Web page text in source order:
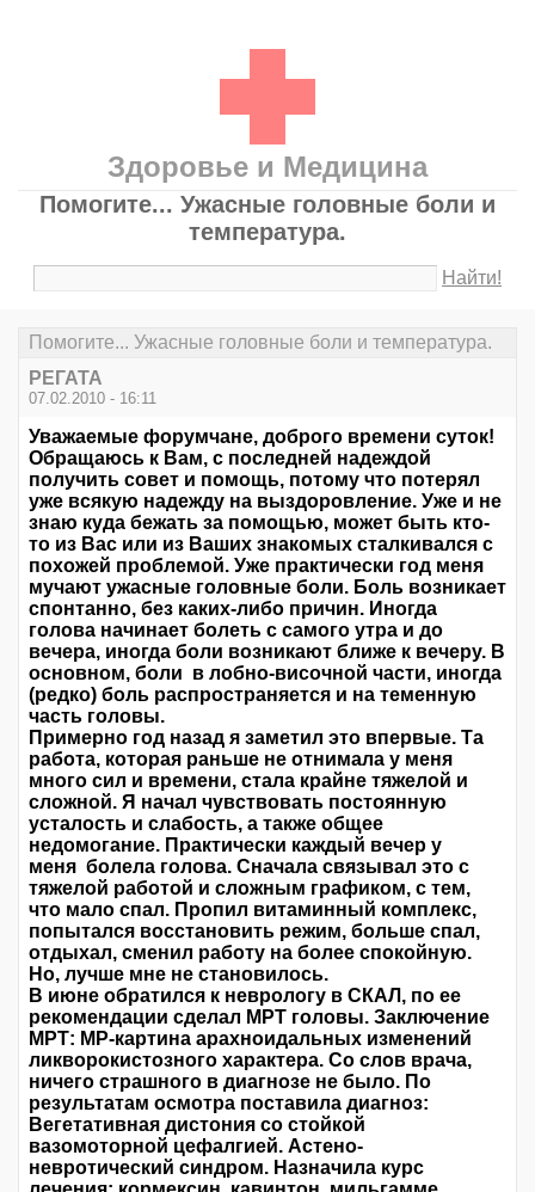
Здоровье и Медицина
Помогите... Ужасные головные боли и
температура.
Найти!
Помогите... Ужасные головные боли и температура.
РЕГАТА
07.02.2010 - 16:11
Уважаемые форумчане, доброго времени суток!
Обращаюсь к Вам, с последней надеждой
получить совет и помощь, потому что потерял
уже всякую надежду на выздоровление. Уже и не
знаю куда бежать за помощью, может быть кто-
то из Вас или из Ваших знакомых сталкивался с
похожей проблемой. Уже практически год меня
мучают ужасные головные боли. Боль возникает
спонтанно, без каких-либо причин. Иногда
голова начинает болеть с самого утра и до
вечера, иногда боли возникают ближе к вечеру. В
основном, боли в лобно-височной части, иногда
(редко) боль распространяется и на теменную
часть головы.
Примерно год назад я заметил это впервые. Та
работа, которая раньше не отнимала у меня
много сил и времени, стала крайне тяжелой и
сложной. Я начал чувствовать постоянную
усталость и слабость, а также общее
недомогание. Практически каждый вечер у
меня болела голова. Сначала связывал это с
тяжелой работой и сложным графиком, с тем,
что мало спал. Пропил витаминный комплекс,
попытался восстановить режим, больше спал,
отдыхал, сменил работу на более спокойную.
Но, лучше мне не становилось.
В июне обратился к неврологу в СКАЛ, по ее
рекомендации сделал МРТ головы. Заключение
МРТ: МР-картина арахноидальных изменений
ликворокистозного характера. Со слов врача,
ничего страшного в диагнозе не было. По
результатам осмотра поставила диагноз:
Вегетативная дистония со стойкой
вазомоторной цефалгией. Астено-
невротический синдром. Назначила курс